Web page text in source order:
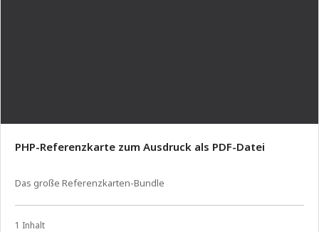
PHP-Referenzkarte zum Ausdruck als PDF-Datei
Das große Referenzkarten-Bundle
1 Inhalt